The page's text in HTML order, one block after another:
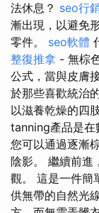
法休息？ seo行
漸出現，以避免
零件。 seo軟體
整復推拿 - 無棕
公式，當與皮膚
於那些喜歡統治
以滋養乾燥的四
tanning產品是在
您可以通過逐漸
陰影。 繼續前進
觀。 這是一件簡
供無帶的自然光